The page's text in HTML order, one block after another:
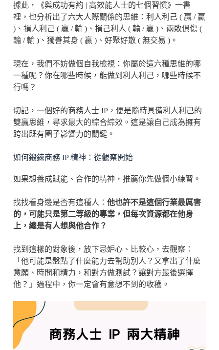
據此，《與成功有約 | 高效能人士的七個習慣》一書
裡，也分析出了六大人際關係的思維：利人利己 ( 贏 / 贏
)、損人利己 ( 贏 / 輸 )、損己利人 ( 輸 / 贏 )、兩敗俱傷 (
輸 / 輸 )、獨善其身 ( 贏 )、好聚好散 ( 無交易 )。
現在，我們不妨做個自我檢視：你屬於這六種思維的哪
一種呢？你在哪些時候，能做到利人利己，哪些時候不
行嗎？
切記，一個好的商務人士 IP，便是隨時具備利人利己的
雙贏思維，尋求最大的綜合綜效。這是讓自己成為擁有
跨出既有圈子影響力的關鍵。
如何鍛鍊商務 IP 精神：從觀察開始
如果想養成賦能、合作的精神，推薦你先做個小練習。
找找看身邊是否有這種人： 他也許不是這個行業最厲害
的，可能只是第二等級的專業，但每次資源都在他身
上，總是有人想與他合作？
找到這樣的對象後，放下忌妒心、比較心，去觀察：
「他可能是盤點了什麼能力去幫助別人？又拿出了什麼
意願、時間和精力，和對方做測試？讓對方最後選擇
他？」過程中，你一定會有意想不到的收穫。